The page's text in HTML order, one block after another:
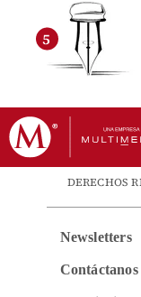
DERECHOS
Newsletters
Contáctanos